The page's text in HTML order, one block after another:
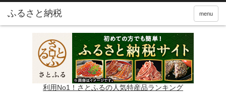
ふるさと納税 menu
利用No1！さとふるの人気特産品ランキング